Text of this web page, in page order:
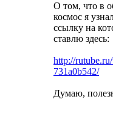
О том, что в
космос я
ссылку на
ставлю здесь:
http://
731a0b542/
Думаю,